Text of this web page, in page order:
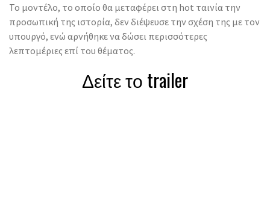
Το μοντέλο, το οποίο θα μεταφέρει στη hot ταινία την
προσωπική της ιστορία, δεν διέψευσε την σχέση της με τον
υπουργό, ενώ αρνήθηκε να δώσει περισσότερες
λεπτομέριες επί του θέματος.
Δείτε το trailer